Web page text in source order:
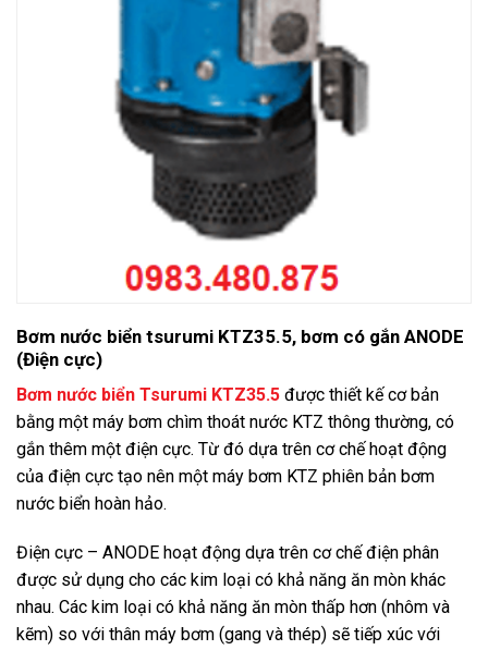
Bơm nước biển tsurumi KTZ35.5, bơm có gắn ANODE
(Điện cực)
Bơm nước biển Tsurumi KTZ35.5 được thiết kế cơ bản
bằng một máy bơm chìm thoát nước KTZ thông thường, có
gắn thêm một điện cực. Từ đó dựa trên cơ chế hoạt động
của điện cực tạo nên một máy bơm KTZ phiên bản bơm
nước biển hoàn hảo.
Điện cực – ANODE hoạt động dựa trên cơ chế điện phân
được sử dụng cho các kim loại có khả năng ăn mòn khác
nhau. Các kim loại có khả năng ăn mòn thấp hơn (nhôm và
kẽm) so với thân máy bơm (gang và thép) sẽ tiếp xúc với